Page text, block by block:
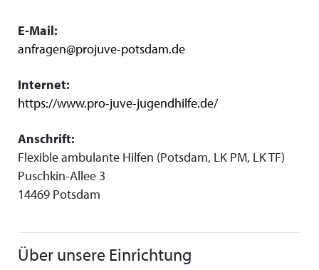
E-Mail:
anfragen@projuve-potsdam.de
Internet:
https://www.pro-juve-jugendhilfe.de/
Anschrift:
Flexible ambulante Hilfen (Potsdam, LK PM, LK TF)
Puschkin-Allee 3
14469 Potsdam
Über unsere Einrichtung